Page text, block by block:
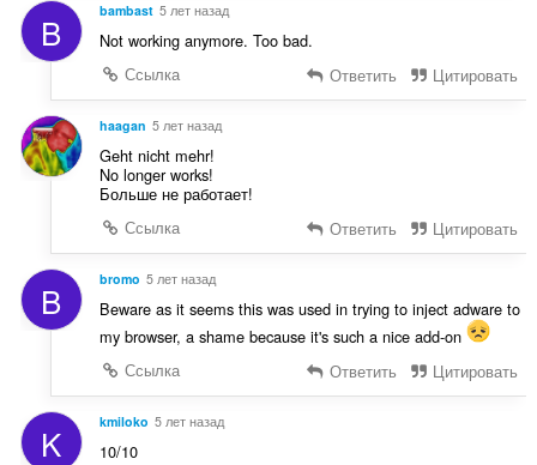
B bambast 5 лет назад
Not working anymore. Too bad.
Ссылка
Ответить Цитировать
haagan 5 лет назад
Geht nicht mehr!
No longer works!
Больше не работает!
Ссылка
Ответить Цитировать
B bromo 5 лет назад
Beware as it seems this was used in trying to inject adware to
my browser, a shame because it's such a nice add-on
Ссылка
Ответить Цитировать
K kmiloko 5 лет назад
10/10